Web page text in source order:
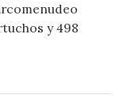
y 498